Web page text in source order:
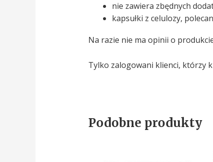
nie zawiera zbędnych
kapsułki z celulozy,
Na razie nie ma opinii o
Tylko zalogowani klienci, którzy
Podobne produkty